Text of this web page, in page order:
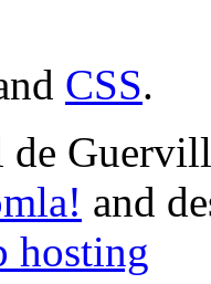
CSS.
and
hosting